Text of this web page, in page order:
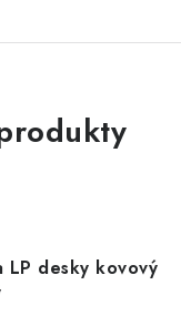
LP desky kovový